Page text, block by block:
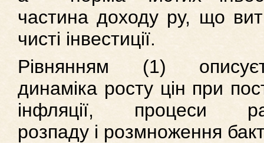
частина доходу ру, що
чисті інвестиції.
Рівнянням (1)
динаміка росту цін при
інфляції, процеси
розпаду і розмноження